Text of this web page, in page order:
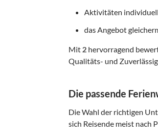
Aktivitäten
das Angebot
Mit 2 hervorragend
Qualitäts- und
Die passende
Die Wahl der richtigen
sich Reisende meist nach